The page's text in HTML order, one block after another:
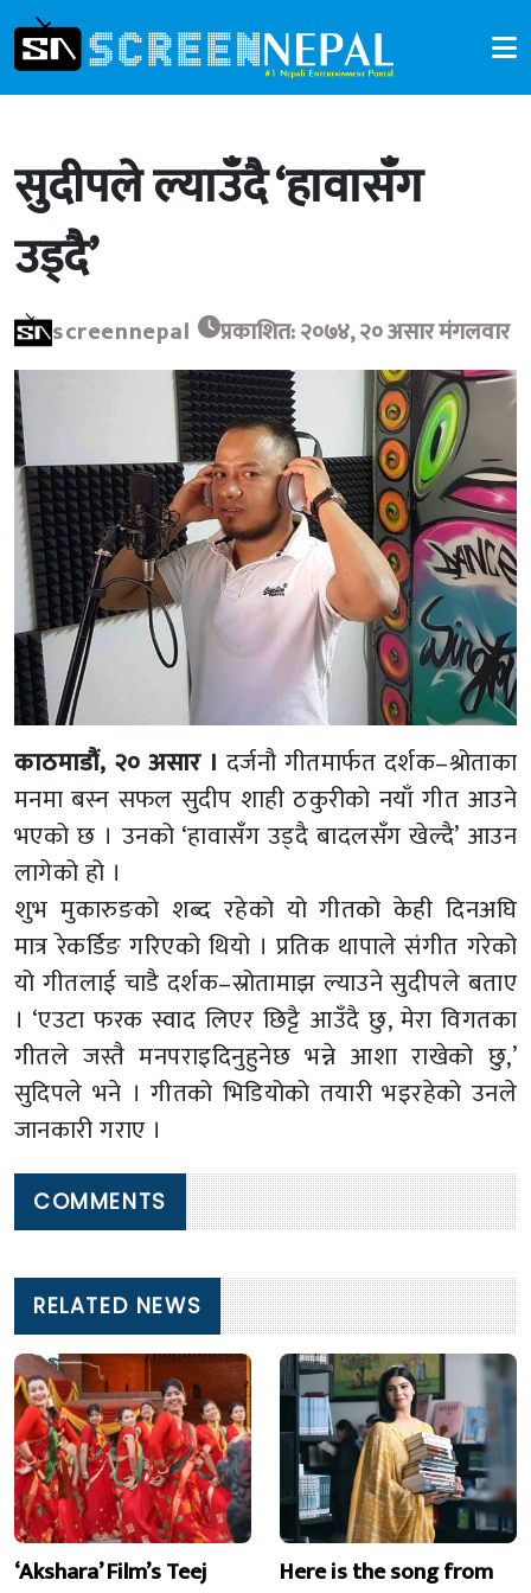
सुदीपले ल्याउँदै ‘हावासँग
उड्दै’
screennepal प्रकाशित: २०७४, २० असार मंगलवार
काठमाडौं, २० असार । दर्जनौ गीतमार्फत दर्शक–श्रोताका
मनमा बस्न सफल सुदीप शाही ठकुरीको नयाँ गीत आउने
भएको छ । उनको ‘हावासँग उड्दै बादलसँग खेल्दै’ आउन
लागेको हो ।
शुभ मुकारुङको शब्द रहेको यो गीतको केही दिनअघि
मात्र रेकर्डिङ गरिएको थियो । प्रतिक थापाले संगीत गरेको
यो गीतलाई चाडै दर्शक–स्रोतामाझ ल्याउने सुदीपले बताए
। ‘एउटा फरक स्वाद लिएर छिट्टै आउँदै छु, मेरा विगतका
गीतले जस्तै मनपराइदिनुहुनेछ भन्ने आशा राखेको छु,’
सुदिपले भने । गीतको भिडियोको तयारी भइरहेको उनले
जानकारी गराए ।
COMMENTS
RELATED NEWS
‘Akshara’ Film’s Teej
Here is the song from